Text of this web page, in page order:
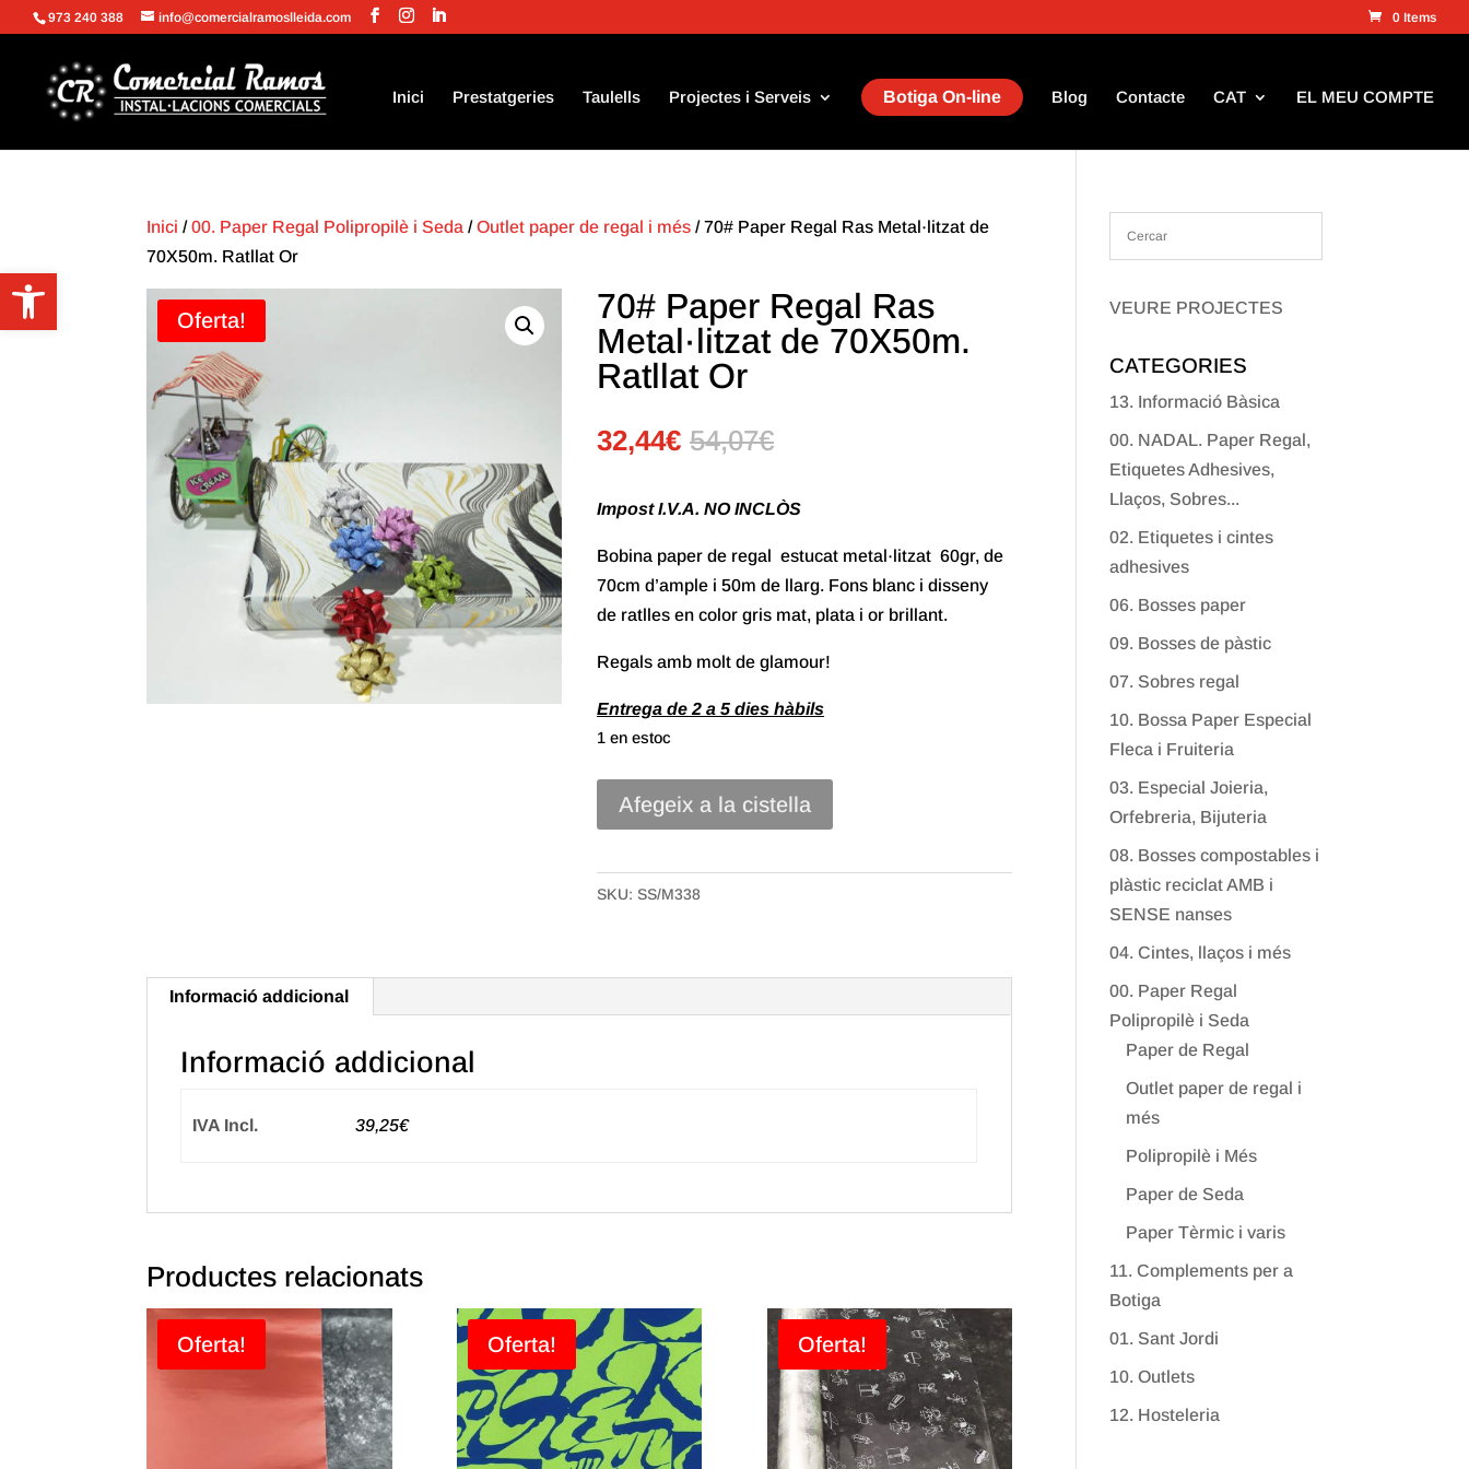
Obre la barra d'eines
973 240 388 info@comercialramoslleida.com 0 Items
Inici Prestatgeries Taulells Projectes i Serveis Botiga On-line Blog Contacte CAT EL MEU COMPTE
Inici /00. Paper Regal Polipropilè i Seda /Outlet paper de regal i més / 70# Paper Regal Ras Metal·litzat de
70X50m. Ratllat Or
Oferta!
70# Paper Regal Ras
Metal·litzat de 70X50m.
Ratllat Or
32,44€ 54,07€
Impost I.V.A. NO INCLÒS
Bobina paper de regal estucat metal·litzat 60gr, de
70cm d’ample i 50m de llarg. Fons blanc i disseny
de ratlles en color gris mat, plata i or brillant.
Regals amb molt de glamour!
Entrega de 2 a 5 dies hàbils
1 en estoc
quantitat
Afegeix a la cistella
SKU: SS/M338
Informació addicional
Informació addicional
IVA Incl. 39,25€
Productes relacionats
Oferta! Oferta! Oferta!
VEURE PROJECTES
CATEGORIES
13. Informació Bàsica
00. NADAL. Paper Regal,
Etiquetes Adhesives,
Llaços, Sobres...
02. Etiquetes i cintes
adhesives
06. Bosses paper
09. Bosses de pàstic
07. Sobres regal
10. Bossa Paper Especial
Fleca i Fruiteria
03. Especial Joieria,
Orfebreria, Bijuteria
08. Bosses compostables i
plàstic reciclat AMB i
SENSE nanses
04. Cintes, llaços i més
00. Paper Regal
Polipropilè i Seda
Paper de Regal
Outlet paper de regal i
més
Polipropilè i Més
Paper de Seda
Paper Tèrmic i varis
11. Complements per a
Botiga
01. Sant Jordi
10. Outlets
12. Hosteleria